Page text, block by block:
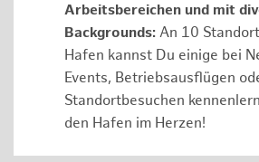
Arbeitsbereichen und mit
Backgrounds: An 10
Hafen kannst Du einige bei
Events, Betriebsausflügen
Standortbesuchen
den Hafen im Herzen!